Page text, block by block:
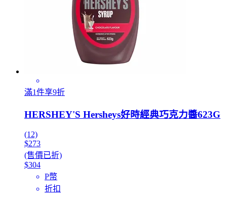
滿1件享9折
HERSHEY'S Hersheys好時經典巧克力醬623G
(12)
$273
(售價已折)
$304
P幣
折扣